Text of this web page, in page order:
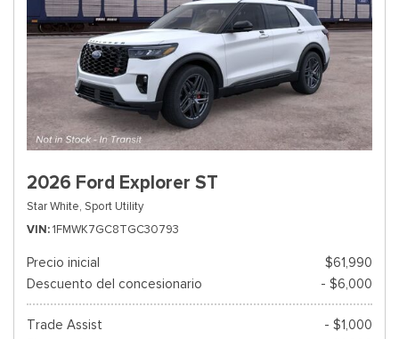
2026 Ford Explorer ST
Star White, Sport Utility
VIN 1FMWK7GC8TGC30793
Precio inicial
$61,990
Descuento del concesionario
- $6,000
Trade Assist
- $1,000